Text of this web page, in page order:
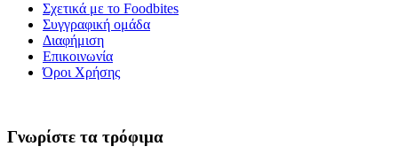
Σχετικά με το Foodbites
Συγγραφική ομάδα
Διαφήμιση
Επικοινωνία
Όροι Χρήσης
Γνωρίστε τα τρόφιμα